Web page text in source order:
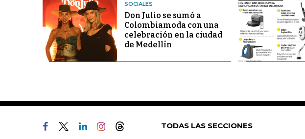
SOCIALES
Don Julio se sumó a
Colombiamoda con una
celebración en la ciudad
de Medellín
TODAS LAS SECCIONES